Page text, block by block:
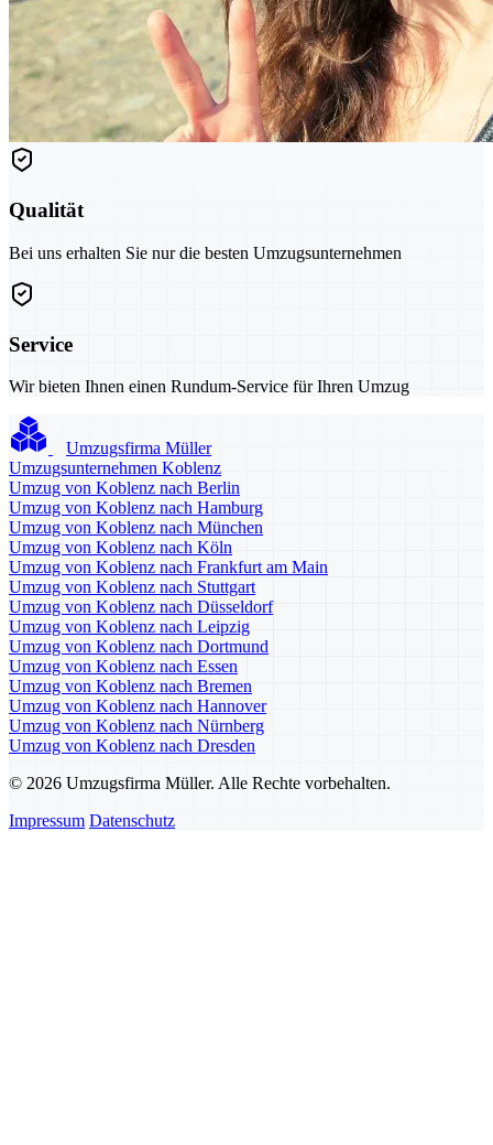
Qualität
Bei uns erhalten Sie nur die besten Umzugsunternehmen
Service
Wir bieten Ihnen einen Rundum-Service für Ihren Umzug
Umzugsfirma Müller
Umzugsunternehmen Koblenz
Umzug von Koblenz nach Berlin
Umzug von Koblenz nach Hamburg
Umzug von Koblenz nach München
Umzug von Koblenz nach Köln
Umzug von Koblenz nach Frankfurt am Main
Umzug von Koblenz nach Stuttgart
Umzug von Koblenz nach Düsseldorf
Umzug von Koblenz nach Leipzig
Umzug von Koblenz nach Dortmund
Umzug von Koblenz nach Essen
Umzug von Koblenz nach Bremen
Umzug von Koblenz nach Hannover
Umzug von Koblenz nach Nürnberg
Umzug von Koblenz nach Dresden
© 2026 Umzugsfirma Müller. Alle Rechte vorbehalten.
Impressum Datenschutz